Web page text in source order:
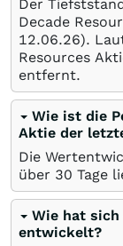
Der
Decade
12.06.26).
Resources
entfernt.
Wie ist die
Aktie der
Die
über 30 Tage
Wie hat sich
entwickelt?